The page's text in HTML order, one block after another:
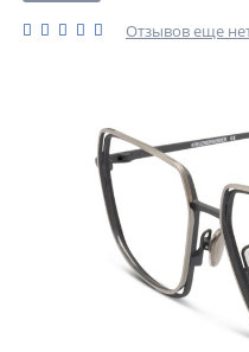
Отзывов еще